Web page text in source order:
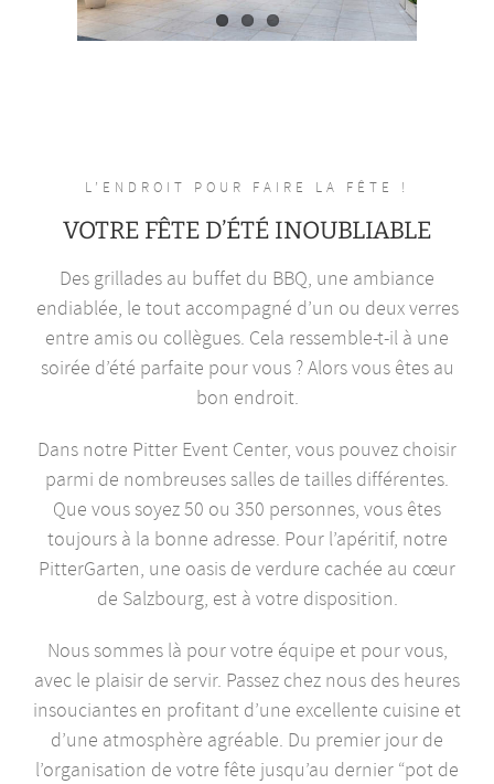
L’ENDROIT POUR FAIRE LA FÊTE !
VOTRE FÊTE D’ÉTÉ INOUBLIABLE
Des grillades au buffet du BBQ, une ambiance
endiablée, le tout accompagné d’un ou deux verres
entre amis ou collègues. Cela ressemble-t-il à une
soirée d’été parfaite pour vous ? Alors vous êtes au
bon endroit.
Dans notre Pitter Event Center, vous pouvez choisir
parmi de nombreuses salles de tailles différentes.
Que vous soyez 50 ou 350 personnes, vous êtes
toujours à la bonne adresse. Pour l’apéritif, notre
PitterGarten, une oasis de verdure cachée au cœur
de Salzbourg, est à votre disposition.
Nous sommes là pour votre équipe et pour vous,
avec le plaisir de servir. Passez chez nous des heures
insouciantes en profitant d’une excellente cuisine et
d’une atmosphère agréable. Du premier jour de
l’organisation de votre fête jusqu’au dernier “pot de